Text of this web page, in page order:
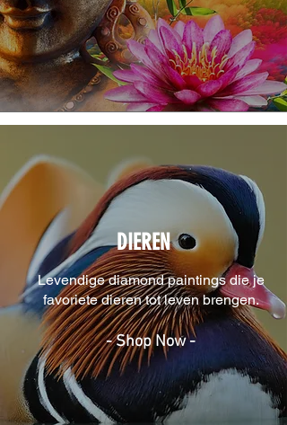
DIEREN
Levendige diamond paintings die je
favoriete dieren tot leven brengen.
- Shop Now -